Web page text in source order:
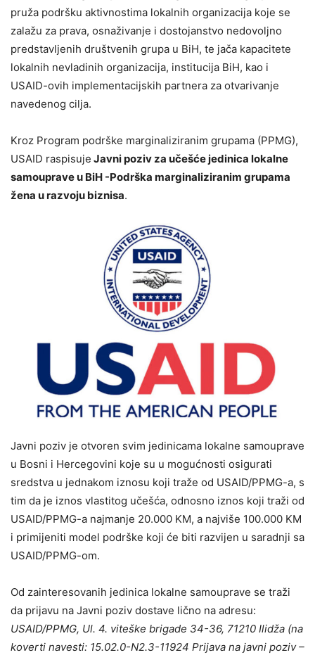
pruža podršku aktivnostima lokalnih organizacija koje se
zalažu za prava, osnaživanje i dostojanstvo nedovoljno
predstavljenih društvenih grupa u BiH, te jača kapacitete
lokalnih nevladinih organizacija, institucija BiH, kao i
USAID-ovih implementacijskih partnera za otvarivanje
navedenog cilja.
Kroz Program podrške marginaliziranim grupama (PPMG),
USAID raspisuje Javni poziv za učešće jedinica lokalne
samouprave u BiH -Podrška marginaliziranim grupama
žena u razvoju biznisa.
Javni poziv je otvoren svim jedinicama lokalne samouprave
u Bosni i Hercegovini koje su u mogućnosti osigurati
sredstva u jednakom iznosu koji traže od USAID/PPMG-a, s
tim da je iznos vlastitog učešća, odnosno iznos koji traži od
USAID/PPMG-a najmanje 20.000 KM, a najviše 100.000 KM
i primijeniti model podrške koji će biti razvijen u saradnji sa
USAID/PPMG-om.
Od zainteresovanih jedinica lokalne samouprave se traži
da prijavu na Javni poziv dostave lično na adresu:
USAID/PPMG, Ul. 4. viteške brigade 34-36, 71210 Ilidža (na
koverti navesti: 15.02.0-N2.3-11924 Prijava na javni poziv –